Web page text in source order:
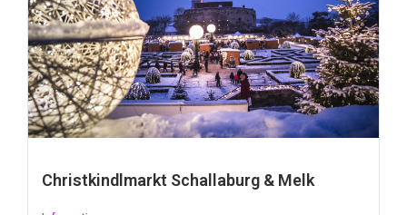
Christkindlmarkt Schallaburg & Melk